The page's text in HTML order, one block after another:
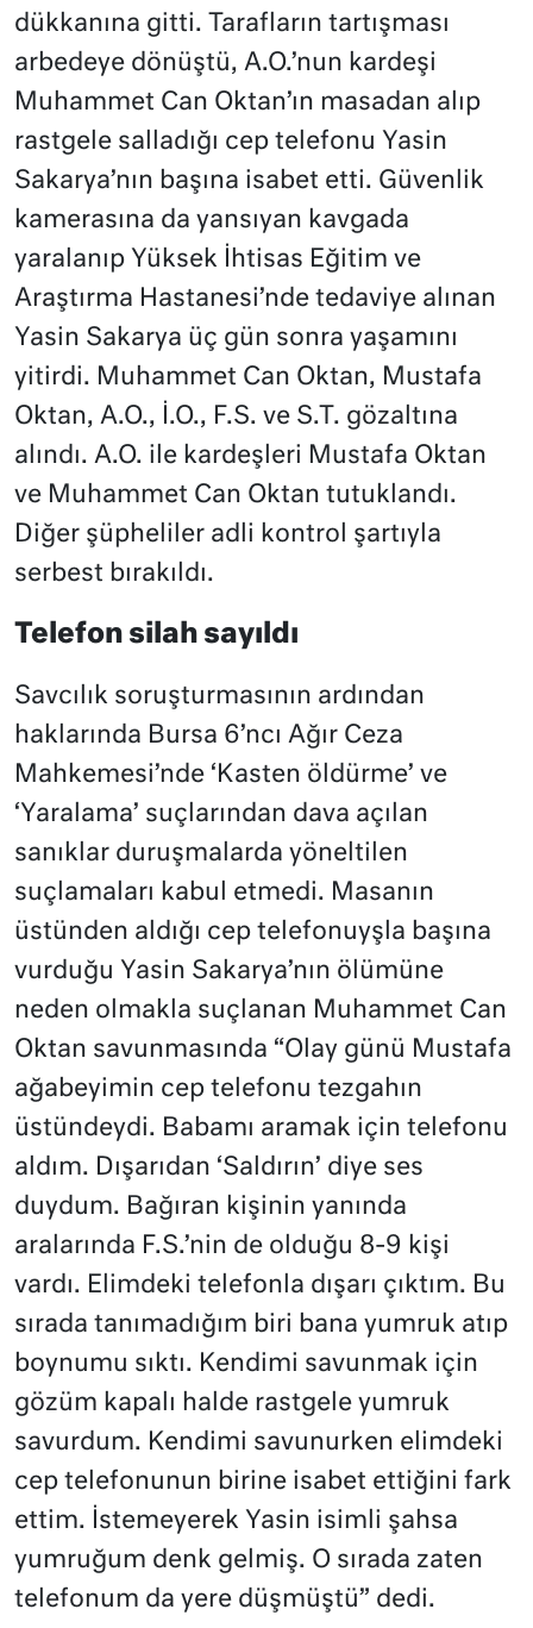
dükkanına gitti. Tarafların tartışması
arbedeye dönüştü, A.O.’nun kardeşi
Muhammet Can Oktan’ın masadan alıp
rastgele salladığı cep telefonu Yasin
Sakarya’nın başına isabet etti. Güvenlik
kamerasına da yansıyan kavgada
yaralanıp Yüksek İhtisas Eğitim ve
Araştırma Hastanesi’nde tedaviye alınan
Yasin Sakarya üç gün sonra yaşamını
yitirdi. Muhammet Can Oktan, Mustafa
Oktan, A.O., İ.O., F.S. ve S.T. gözaltına
alındı. A.O. ile kardeşleri Mustafa Oktan
ve Muhammet Can Oktan tutuklandı.
Diğer şüpheliler adli kontrol şartıyla
serbest bırakıldı.
Telefon silah sayıldı
Savcılık soruşturmasının ardından
haklarında Bursa 6’ncı Ağır Ceza
Mahkemesi’nde ‘Kasten öldürme’ ve
‘Yaralama’ suçlarından dava açılan
sanıklar duruşmalarda yöneltilen
suçlamaları kabul etmedi. Masanın
üstünden aldığı cep telefonuyşla başına
vurduğu Yasin Sakarya’nın ölümüne
neden olmakla suçlanan Muhammet Can
Oktan savunmasında “Olay günü Mustafa
ağabeyimin cep telefonu tezgahın
üstündeydi. Babamı aramak için telefonu
aldım. Dışarıdan ‘Saldırın’ diye ses
duydum. Bağıran kişinin yanında
aralarında F.S.’nin de olduğu 8-9 kişi
vardı. Elimdeki telefonla dışarı çıktım. Bu
sırada tanımadığım biri bana yumruk atıp
boynumu sıktı. Kendimi savunmak için
gözüm kapalı halde rastgele yumruk
savurdum. Kendimi savunurken elimdeki
cep telefonunun birine isabet ettiğini fark
ettim. İstemeyerek Yasin isimli şahsa
yumruğum denk gelmiş. O sırada zaten
telefonum da yere düşmüştü” dedi.